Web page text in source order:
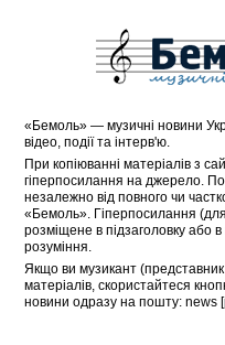
« Бемоль» — музичні новини
відео, події та інтерв'ю.
При копіюванні матеріалів з
гіперпосилання на джерело.
незалежно від повного чи
«Бемоль». Гіперпосилання
розміщене в підзаголовку або
розуміння.
Якщо ви музикант
матеріалів, скористайтеся
новини одразу на пошту: news